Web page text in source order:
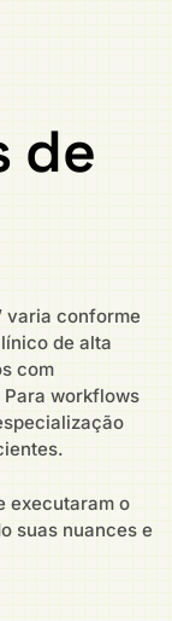
de
varia conforme
de alta
com
workflows
executaram o
suas nuances e